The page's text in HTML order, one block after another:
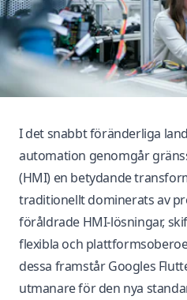
I det snabbt föränderliga
automation genomgår
(HMI) en betydande
traditionellt dominerats av
föråldrade HMI-lösningar,
flexibla och
dessa framstår Googles
utmanare för den nya